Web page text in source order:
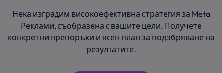
★★★★★
Специални благодарности на
разработчиците, които създадоха уебсайта!
DXA Soft направиха повече от очакваното, за
Нека изградим високоефективна стратегия за Meta
Реклами, съобразена с вашите цели. Получете
конкретни препоръки и ясен план за подобряване на
резултатите.